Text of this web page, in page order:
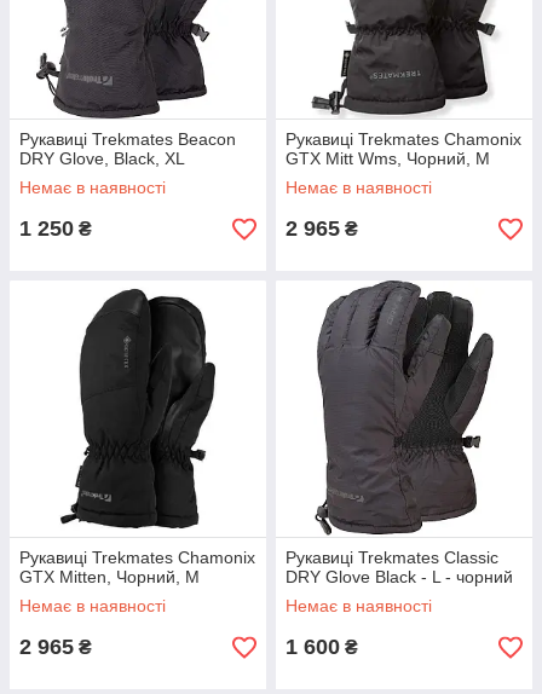
Рукавиці Trekmates Beacon
DRY Glove, Black, XL
Немає в наявності
1 250 ₴
Рукавиці Trekmates Chamonix
GTX Mitt Wms, Чорний, M
Немає в наявності
2 965 ₴
Рукавиці Trekmates Chamonix
GTX Mitten, Чорний, M
Немає в наявності
2 965 ₴
Рукавиці Trekmates Classic
DRY Glove Black - L - чорний
Немає в наявності
1 600 ₴